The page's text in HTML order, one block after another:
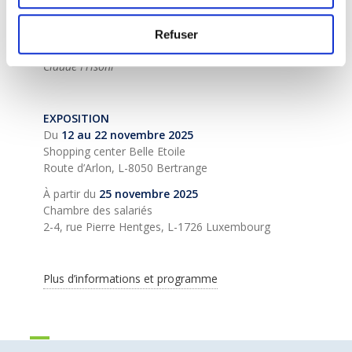
Refuser
vivre… il s’agira d’opter pour une société variée ou
Claude Frisoni
EXPOSITION
Du 12 au 22 novembre 2025
Shopping center Belle Etoile
Route d’Arlon, L-8050 Bertrange
À partir du 25 novembre 2025
Chambre des salariés
2-4, rue Pierre Hentges, L-1726 Luxembourg
Plus d’informations et programme